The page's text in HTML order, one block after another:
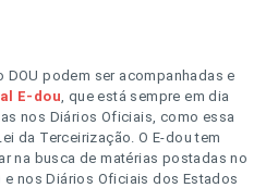
podem ser acompanhadas e
E-dou , que está sempre em dia
nos Diários Oficiais, como essa
da Terceirização. O E-dou tem
na busca de matérias postadas no
e nos Diários Oficiais dos Estados